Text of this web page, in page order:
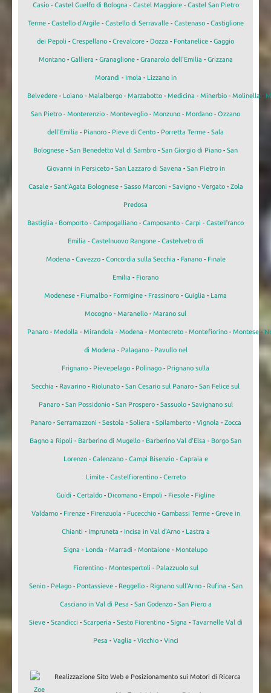
Casio- Castel Guelfo di Bologna - Castel Maggiore- Castel San Pietro
Terme- Castello d'Argile- Castello di Serravalle- Castenaso- Castiglione
dei Pepoli - Crespellano - Crevalcore - Dozza - Fontanelice - Gaggio
Montano- Galliera - Granaglione- Granarolo dell'Emilia - Grizzana
Morandi - Imola - Lizzano in
Belvedere - Loiano - Malalbergo - Marzabotto - Medicina - Minerbio - Molinella -
San Pietro - Monterenzio - Monteveglio - Monzuno - Mordano - Ozzano
dell'Emilia - Pianoro - Pieve di Cento - Porretta Terme - Sala
Bolognese - San Benedetto Val di Sambro - San Giorgio di Piano - San
Giovanni in Persiceto- San Lazzaro di Savena - San Pietro in
Casale- Sant'Agata Bolognese- Sasso Marconi - Savigno- Vergato- Zola
Predosa
Bastiglia - Bomporto - Campogalliano - Camposanto - Carpi - Castelfranco
Emilia - Castelnuovo Rangone - Castelvetro di
Modena - Cavezzo- Concordia sulla Secchia - Fanano- Finale
Emilia - Fiorano
Modenese - Fiumalbo - Formigine - Frassinoro - Guiglia - Lama
Mocogno - Maranello - Marano sul
Panaro - Medolla - Mirandola - Modena - Montecreto - Montefiorino - Montese-
di Modena - Palagano- Pavullo nel
Frignano - Pievepelago - Polinago - Prignano sulla
Secchia - Ravarino - Riolunato - San Cesario sul Panaro - San Felice sul
Panaro- San Possidonio- San Prospero- Sassuolo- Savignano sul
Panaro- Serramazzoni - Sestola - Soliera - Spilamberto- Vignola - Zocca
Bagno a Ripoli - Barberino di Mugello - Barberino Val d'Elsa - Borgo San
Lorenzo- Calenzano- Campi Bisenzio- Capraia e
Limite- Castelfiorentino- Cerreto
Guidi - Certaldo - Dicomano - Empoli - Fiesole - Figline
Valdarno- Firenze- Firenzuola - Fucecchio- Gambassi Terme- Greve in
Chianti - Impruneta - Incisa in Val d'Arno- Lastra a
Signa - Londa - Marradi - Montaione - Montelupo
Fiorentino- Montespertoli - Palazzuolo sul
Senio- Pelago- Pontassieve- Reggello- Rignano sull'Arno- Rufina - San
Casciano in Val di Pesa - San Godenzo- San Piero a
Sieve- Scandicci - Scarperia - Sesto Fiorentino- Signa - Tavarnelle Val di
Pesa - Vaglia - Vicchio- Vinci
Realizzazione Sito Web e Posizionamento sui Motori di Ricerca